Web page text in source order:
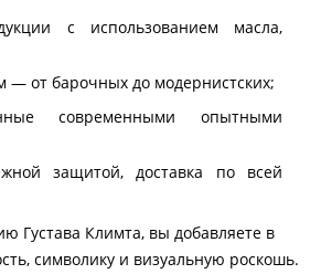
с использованием масла,
— от барочных до модернистских;
современными опытными
защитой, доставка по всей
Густава Климта, вы добавляете в
символику и визуальную роскошь.